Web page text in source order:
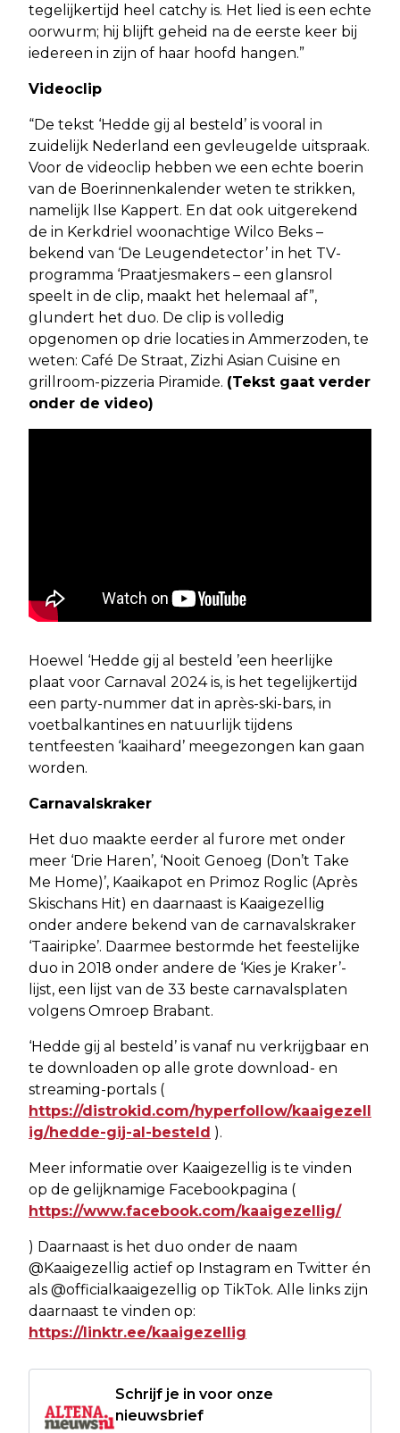
tegelijkertijd heel catchy is. Het lied is een echte
oorwurm; hij blijft geheid na de eerste keer bij
iedereen in zijn of haar hoofd hangen.”
Videoclip
“De tekst ‘Hedde gij al besteld’ is vooral in
zuidelijk Nederland een gevleugelde uitspraak.
Voor de videoclip hebben we een echte boerin
van de Boerinnenkalender weten te strikken,
namelijk Ilse Kappert. En dat ook uitgerekend
de in Kerkdriel woonachtige Wilco Beks –
bekend van ‘De Leugendetector’ in het TV-
programma ‘Praatjesmakers – een glansrol
speelt in de clip, maakt het helemaal af”,
glundert het duo. De clip is volledig
opgenomen op drie locaties in Ammerzoden, te
weten: Café De Straat, Zizhi Asian Cuisine en
grillroom-pizzeria Piramide. (Tekst gaat verder
onder de video)
Hoewel ‘Hedde gij al besteld ’een heerlijke
plaat voor Carnaval 2024 is, is het tegelijkertijd
een party-nummer dat in après-ski-bars, in
voetbalkantines en natuurlijk tijdens
tentfeesten ‘kaaihard’ meegezongen kan gaan
worden.
Carnavalskraker
Het duo maakte eerder al furore met onder
meer ‘Drie Haren’, ‘Nooit Genoeg (Don’t Take
Me Home)’, Kaaikapot en Primoz Roglic (Après
Skischans Hit) en daarnaast is Kaaigezellig
onder andere bekend van de carnavalskraker
‘Taairipke’. Daarmee bestormde het feestelijke
duo in 2018 onder andere de ‘Kies je Kraker’-
lijst, een lijst van de 33 beste carnavalsplaten
volgens Omroep Brabant.
‘Hedde gij al besteld’ is vanaf nu verkrijgbaar en
te downloaden op alle grote download- en
streaming-portals (
https://distrokid.com/hyperfollow/kaaigezell
ig/hedde-gij-al-besteld ).
Meer informatie over Kaaigezellig is te vinden
op de gelijknamige Facebookpagina (
https://www.facebook.com/kaaigezellig/
) Daarnaast is het duo onder de naam
@Kaaigezellig actief op Instagram en Twitter én
als @officialkaaigezellig op TikTok. Alle links zijn
daarnaast te vinden op:
https://linktr.ee/kaaigezellig
Schrijf je in voor onze
nieuwsbrief